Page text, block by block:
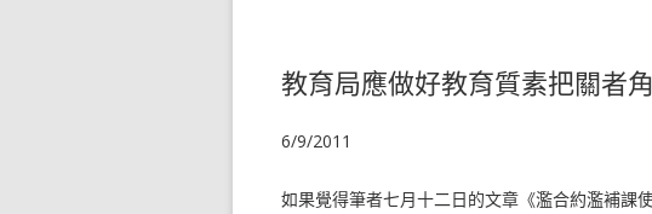
教育局應做好教育質素把關者
6/9/2011
如果覺得筆者七月十二日的文章《濫合約濫補課